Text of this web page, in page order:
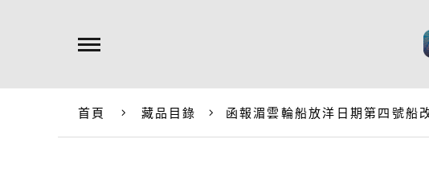
首頁 藏品目錄 函報湄雲輪船放洋日期第四號船